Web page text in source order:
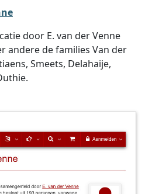
door E. van der Venne
andere de families Van der
Smeets, Delahaije,